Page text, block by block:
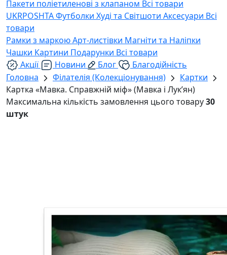
Пакети поліетиленові з клапаном Всі товари
UKRPOSHTAФутболки Худі та Світшоти Аксесуари Всі
товари
Рамки з маркоюАрт-листівки Магніти та Наліпки
Чашки Картини Подарунки Всі товари
Акції
Новини Блог
Благодійність
Головна
Філателія (Колекціонування)
Картки
Картка «Мавка. Справжній міф» (Мавка і Лук’ян)
Максимальна кількість замовлення цього товару30
штук